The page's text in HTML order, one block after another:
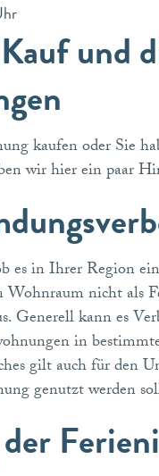
und
kaufen oder Sie
wir hier ein paar
es in Ihrer Region
Wohnraum nicht
Generell kann es
in
gilt auch für den
genutzt werden